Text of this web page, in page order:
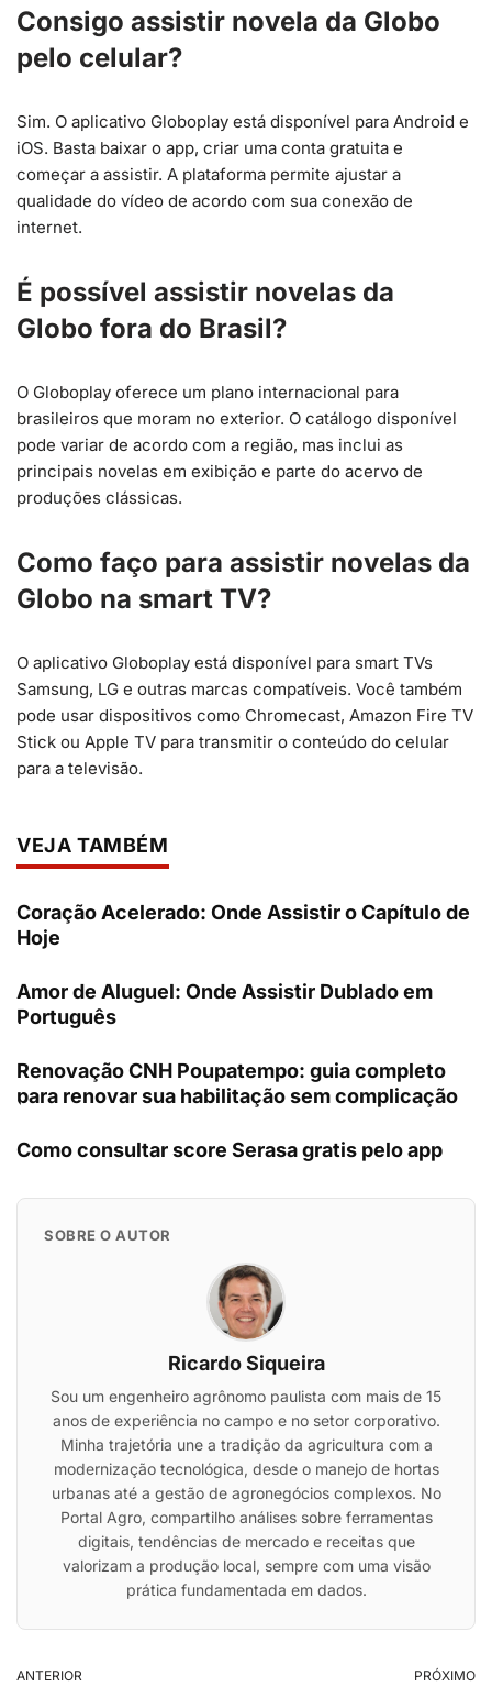
Consigo assistir novela da Globo
pelo celular?
Sim. O aplicativo Globoplay está disponível para Android e
iOS. Basta baixar o app, criar uma conta gratuita e
começar a assistir. A plataforma permite ajustar a
qualidade do vídeo de acordo com sua conexão de
internet.
É possível assistir novelas da
Globo fora do Brasil?
O Globoplay oferece um plano internacional para
brasileiros que moram no exterior. O catálogo disponível
pode variar de acordo com a região, mas inclui as
principais novelas em exibição e parte do acervo de
produções clássicas.
Como faço para assistir novelas da
Globo na smart TV?
O aplicativo Globoplay está disponível para smart TVs
Samsung, LG e outras marcas compatíveis. Você também
pode usar dispositivos como Chromecast, Amazon Fire TV
Stick ou Apple TV para transmitir o conteúdo do celular
para a televisão.
VEJA TAMBÉM
Coração Acelerado: Onde Assistir o Capítulo de
Hoje
Amor de Aluguel: Onde Assistir Dublado em
Português
Renovação CNH Poupatempo: guia completo
para renovar sua habilitação sem complicação
Como consultar score Serasa gratis pelo app
SOBRE O AUTOR
Ricardo Siqueira
Sou um engenheiro agrônomo paulista com mais de 15
anos de experiência no campo e no setor corporativo.
Minha trajetória une a tradição da agricultura com a
modernização tecnológica, desde o manejo de hortas
urbanas até a gestão de agronegócios complexos. No
Portal Agro, compartilho análises sobre ferramentas
digitais, tendências de mercado e receitas que
valorizam a produção local, sempre com uma visão
prática fundamentada em dados.
ANTERIOR PRÓXIMO